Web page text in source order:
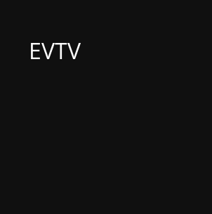
EVTV